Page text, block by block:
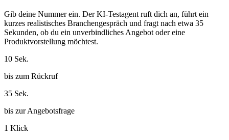
Gib deine Nummer ein. Der KI-Testagent ruft dich an, führt ein
kurzes realistisches Branchengespräch und fragt nach etwa 35
Sekunden, ob du ein unverbindliches Angebot oder eine
Produktvorstellung möchtest.
10 Sek.
bis zum Rückruf
35 Sek.
bis zur Angebotsfrage
1 Klick